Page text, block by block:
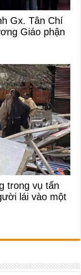
Gx. Tân Chí
Giáo phận
trong vụ tấn
lái vào một